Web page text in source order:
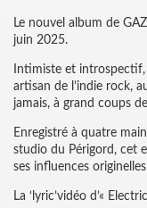
Le nouvel album de
juin 2025.
Intimiste et
artisan de l’indie rock,
jamais, à grand coups
Enregistré à quatre
studio du Périgord, cet
ses influences
La ‘lyric’vidéo d’«